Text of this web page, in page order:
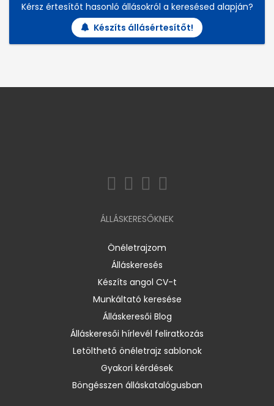
Kérsz értesítőt hasonló állásokról a keresésed alapján?
Készíts állásértesítőt!
ÁLLÁSKERESŐKNEK
Önéletrajzom
Álláskeresés
Készíts angol CV-t
Munkáltató keresése
Álláskeresői Blog
Álláskeresői hírlevél feliratkozás
Letölthető önéletrajz sablonok
Gyakori kérdések
Böngésszen álláskatalógusban